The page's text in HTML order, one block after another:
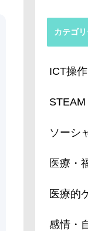
カテゴ
ICT操作
ソーシ
医療・
医療的
感情・